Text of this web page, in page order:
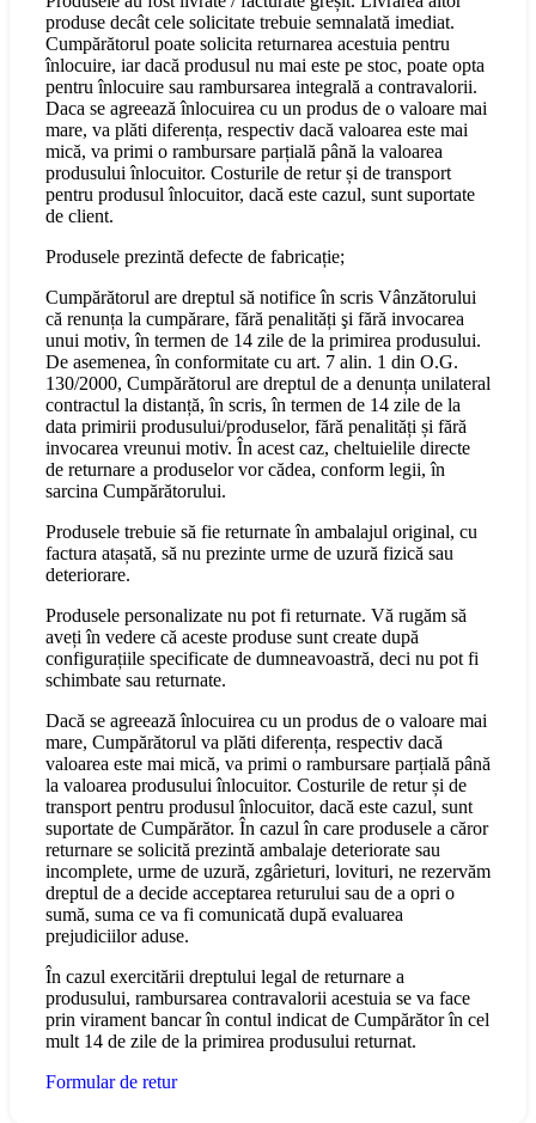
produse decât cele solicitate trebuie semnalată imediat.
Cumpărătorul poate solicita returnarea acestuia pentru
înlocuire, iar dacă produsul nu mai este pe stoc, poate opta
pentru înlocuire sau rambursarea integrală a contravalorii.
Daca se agreează înlocuirea cu un produs de o valoare mai
mare, va plăti diferența, respectiv dacă valoarea este mai
mică, va primi o rambursare parțială până la valoarea
produsului înlocuitor. Costurile de retur și de transport
pentru produsul înlocuitor, dacă este cazul, sunt suportate
de client.
Produsele prezintă defecte de fabricație;
Cumpărătorul are dreptul să notifice în scris Vânzătorului
că renunța la cumpărare, fără penalități şi fără invocarea
unui motiv, în termen de 14 zile de la primirea produsului.
De asemenea, în conformitate cu art. 7 alin. 1 din O.G.
130/2000, Cumpărătorul are dreptul de a denunța unilateral
contractul la distanță, în scris, în termen de 14 zile de la
data primirii produsului/produselor, fără penalități și fără
invocarea vreunui motiv. În acest caz, cheltuielile directe
de returnare a produselor vor cădea, conform legii, în
sarcina Cumpărătorului.
Produsele trebuie să fie returnate în ambalajul original, cu
factura atașată, să nu prezinte urme de uzură fizică sau
deteriorare.
Produsele personalizate nu pot fi returnate. Vă rugăm să
aveți în vedere că aceste produse sunt create după
configurațiile specificate de dumneavoastră, deci nu pot fi
schimbate sau returnate.
Dacă se agreează înlocuirea cu un produs de o valoare mai
mare, Cumpărătorul va plăti diferența, respectiv dacă
valoarea este mai mică, va primi o rambursare parțială până
la valoarea produsului înlocuitor. Costurile de retur și de
transport pentru produsul înlocuitor, dacă este cazul, sunt
suportate de Cumpărător. În cazul în care produsele a căror
returnare se solicită prezintă ambalaje deteriorate sau
incomplete, urme de uzură, zgârieturi, lovituri, ne rezervăm
dreptul de a decide acceptarea returului sau de a opri o
sumă, suma ce va fi comunicată după evaluarea
prejudiciilor aduse.
În cazul exercitării dreptului legal de returnare a
produsului, rambursarea contravalorii acestuia se va face
prin virament bancar în contul indicat de Cumpărător în cel
mult 14 de zile de la primirea produsului returnat.
Formular de retur